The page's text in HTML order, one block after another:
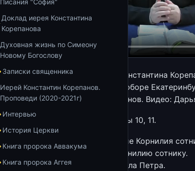
Писания "София"
Доклад иерея Константина
Корепанова
Духовная жизнь по Симеону
Новому Богослову
Записки священника
Иерей Константин Корепанов.
Проповеди (2020-2021г)
Интервью
История Церкви
Книга пророка Аввакума
Книга пророка Аггея
Седьмая лекция священника Константина
свидетельство» в Успенском Соборе
2021. Автор: Константин Корепанов. Видео:
Деяния святых апостолов. Главы 10, 11.
0:00 — Глава 10. Обращение Корнилия
11:31 — Об откровении Корнилию сотнику.
18:06 — Проповедь апостола Петра.